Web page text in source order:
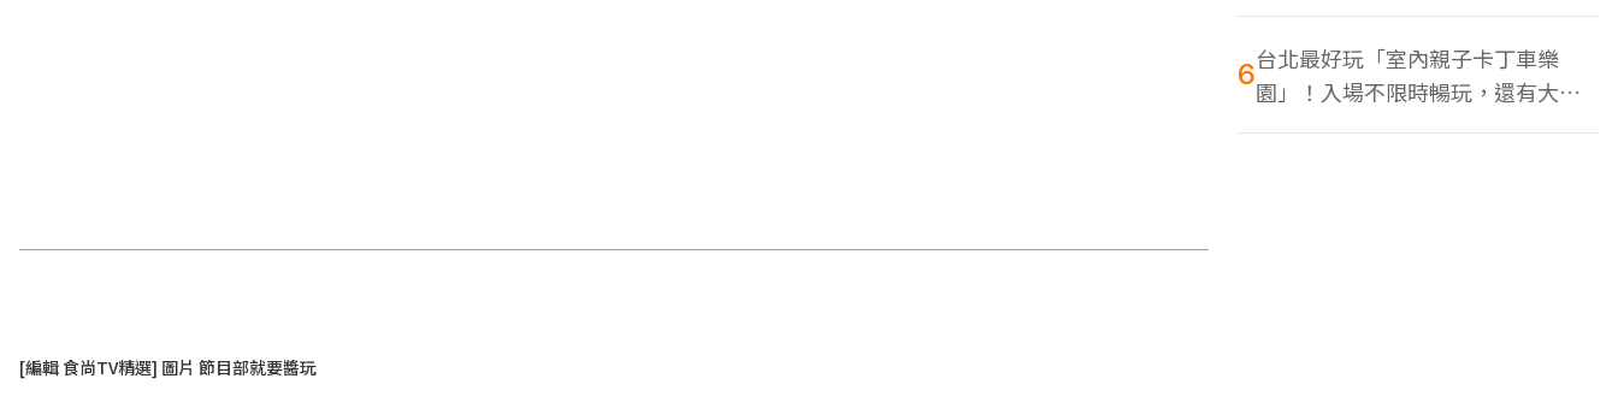
[編輯 食尚TV精選] 圖片 節目部就要醬玩
同框
6台北最好玩「室內親子卡丁車樂
園」！入場不限時暢玩，還有大螢
幕Switch遊戲區